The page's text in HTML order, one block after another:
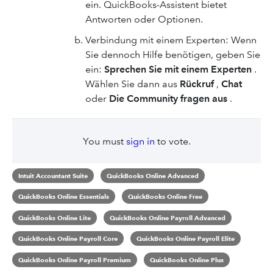
ein. QuickBooks-Assistent bietet
Antworten oder Optionen.
Verbindung mit einem Experten: Wenn
Sie dennoch Hilfe benötigen, geben Sie
ein: Sprechen Sie mit einem Experten .
Wählen Sie dann aus Rückruf, Chat
oder Die Community fragen aus .
You must sign in to vote.
Intuit Accountant Suite QuickBooks Online Advanced
QuickBooks Online Essentials QuickBooks Online Free
QuickBooks Online Lite QuickBooks Online Payroll Advanced
QuickBooks Online Payroll Core QuickBooks Online Payroll Elite
QuickBooks Online Payroll Premium QuickBooks Online Plus